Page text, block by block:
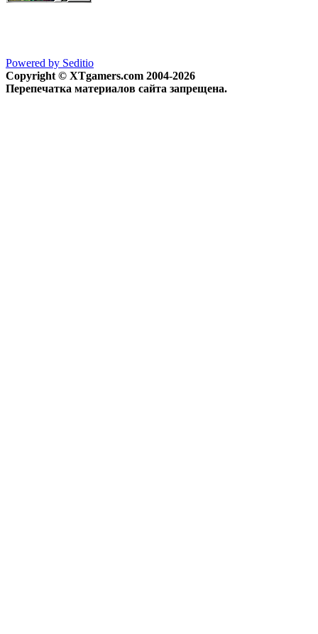
Powered by Seditio
Copyright © XTgamers.com 2004-2026
Перепечатка материалов сайта запрещена.